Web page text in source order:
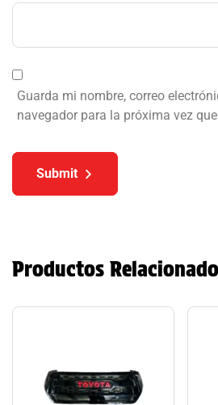
Guarda mi nombre, correo
navegador para la próxima vez
Submit
Productos